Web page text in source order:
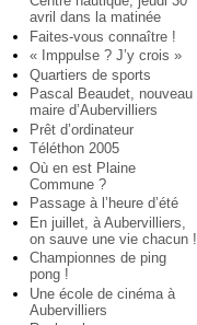
avril dans la matinée
Faites-vous connaître !
« Imppulse ? J’y crois »
Quartiers de sports
Pascal Beaudet, nouveau
maire d’Aubervilliers
Prêt d’ordinateur
Téléthon 2005
Où en est Plaine
Commune ?
Passage à l’heure d’été
En juillet, à Aubervilliers,
on sauve une vie chacun !
Championnes de ping
pong !
Une école de cinéma à
Aubervilliers